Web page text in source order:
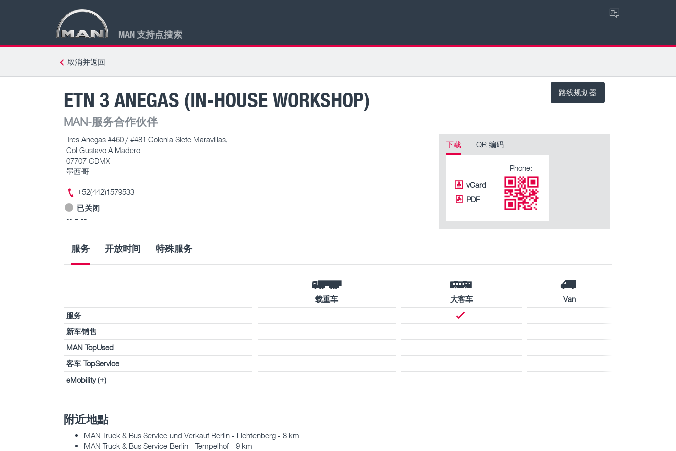
MAN 支持点搜索
ZH
取消并返回
路线规划器
ETN 3 ANEGAS (IN-HOUSE WORKSHOP)
MAN-服务合作伙伴
Tres Anegas #460 / #481 Colonia Siete Maravillas,
Col Gustavo A Madero
07707 CDMX
墨西哥
+52(442)1579533
已关闭
-- – --
下载 QR 编码
vCard
PDF
Phone:
服务 开放时间 特殊服务
载重车 大客车
Van
服务
新车销售
MAN TopUsed
客车 TopService
eMobility (+)
附近地點
MAN Truck & Bus Service und Verkauf Berlin - Lichtenberg - 8 km
MAN Truck & Bus Service Berlin - Tempelhof - 9 km